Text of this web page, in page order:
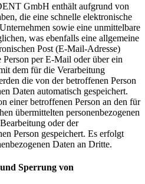
GmbH enthält aufgrund von
die eine schnelle elektronische
sowie eine unmittelbare
was ebenfalls eine allgemeine
Post (E-Mail-Adresse)
per E-Mail oder über ein
dem für die Verarbeitung
die von der betroffenen Person
Daten automatisch gespeichert.
einer betroffenen Person an den für
übermittelten personenbezogenen
oder der
Person gespeichert. Es erfolgt
Daten an Dritte.
Sperrung von